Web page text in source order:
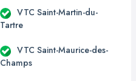
VTC Saint-Martin-du-
Tartre
VTC Saint-Maurice-des-
Champs